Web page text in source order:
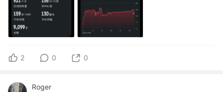
2 0 0
Roger